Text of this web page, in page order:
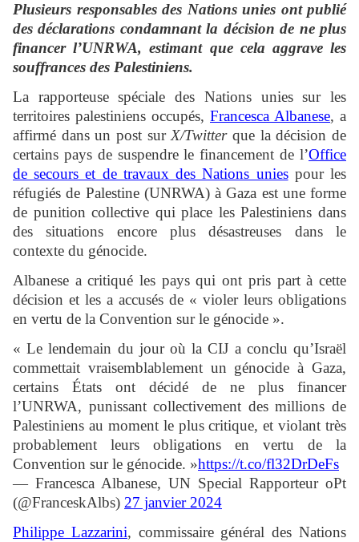
Plusieurs responsables des Nations unies ont publié
des déclarations condamnant la décision de ne plus
financer l’UNRWA, estimant que cela aggrave les
souffrances des Palestiniens.
La rapporteuse spéciale des Nations unies sur les
territoires palestiniens occupés, Francesca Albanese, a
affirmé dans un post sur X/Twitterque la décision de
certains pays de suspendre le financement de l’Office
de secours et de travaux des Nations uniespour les
réfugiés de Palestine (UNRWA) à Gaza est une forme
de punition collective qui place les Palestiniens dans
des situations encore plus désastreuses dans le
contexte du génocide.
Albanese a critiqué les pays qui ont pris part à cette
décision et les a accusés de « violer leurs obligations
en vertu de la Convention sur le génocide ».
« Le lendemain du jour où la CIJ a conclu qu’Israël
commettait vraisemblablement un génocide à Gaza,
certains États ont décidé de ne plus financer
l’UNRWA, punissant collectivement des millions de
Palestiniens au moment le plus critique, et violant très
probablement leurs obligations en vertu de la
Convention sur le génocide. »https://t.co/fl32DrDeFs
— Francesca Albanese, UN Special Rapporteur oPt
(@FranceskAlbs) 27 janvier 2024
Philippe Lazzarini, commissaire général des Nations